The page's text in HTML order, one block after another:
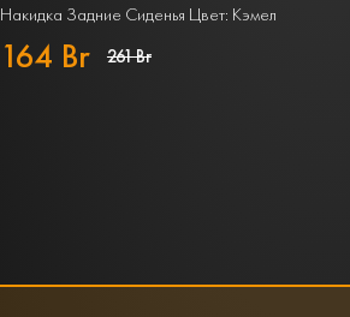
Накидка Задние Сиденья Цвет: Кэмел
164 Br 261 Br